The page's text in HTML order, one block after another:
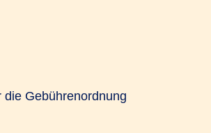
Gebührenordnung